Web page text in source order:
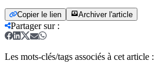
Copier le lien Archiver l'article
Partager sur:
Les mots-clés/tags associés à cet article :